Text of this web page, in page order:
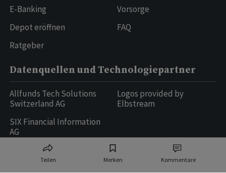
Teilen Merken Kommentare
E-Banking
Depot eröffnen
Ratgeber
Vorsorge
FAQ
Datenquellen und Technologiepartner
Allfunds Tech Solutions
Switzerland AG
SIX Financial Information
AG
Logos provided by
Elbstream